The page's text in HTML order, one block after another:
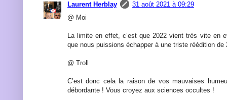
Laurent Herblay
31 août 2021 à 09:29
@ Moi
La limite en effet, c’est que 2022 vient très vite en
que nous puissions échapper à une triste réédition de
@ Troll
C’est donc cela la raison de vos mauvaises
débordante ! Vous croyez aux sciences occultes !